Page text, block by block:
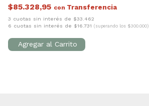
$85.328,95 con
3 cuotas sin interés de $33.462
6 cuotas sin interés de $16.731 (superando los $300.000)